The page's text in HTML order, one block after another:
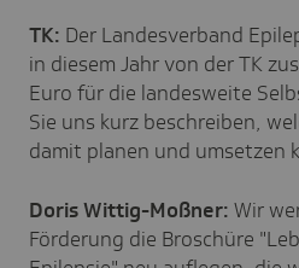
TK: Der Landesverband
in diesem Jahr von der TK
Euro für die landesweite
Sie uns kurz beschreiben,
damit planen und umsetzen
Doris Wittig-Moßner: Wir
Förderung die Broschüre